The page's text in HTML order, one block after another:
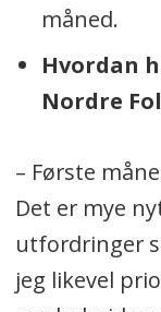
måned.
Hvordan
Nordre
– Første
Det er mye
utfordringer
jeg likevel